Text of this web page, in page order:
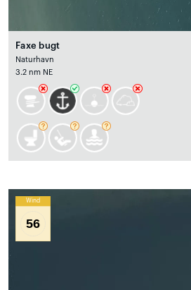
Faxe bugt
Naturhavn
3.2 nm NE
Wind
56